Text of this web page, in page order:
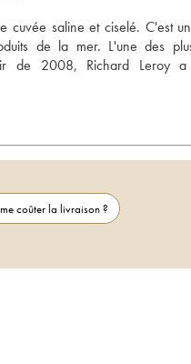
cuvée saline et ciselé. C'est
de la mer. L'une des
de 2008, Richard Leroy a
coûter la livraison ?